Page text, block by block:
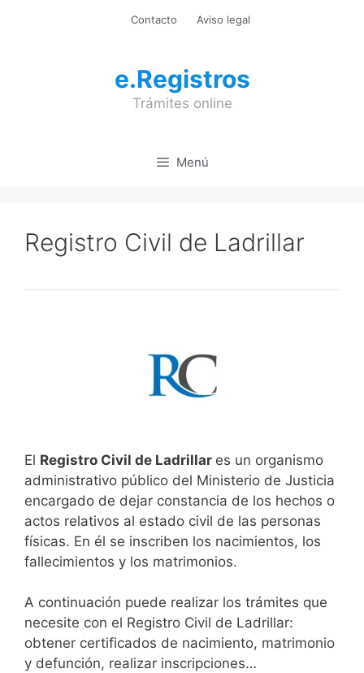
Contacto Aviso legal
e.Registros
Trámites online
Menú
Registro Civil de Ladrillar
El Registro Civil de Ladrillar es un organismo
administrativo público del Ministerio de Justicia
encargado de dejar constancia de los hechos o
actos relativos al estado civil de las personas
físicas. En él se inscriben los nacimientos, los
fallecimientos y los matrimonios.
A continuación puede realizar los trámites que
necesite con el Registro Civil de Ladrillar:
obtener certificados de nacimiento, matrimonio
y defunción, realizar inscripciones…